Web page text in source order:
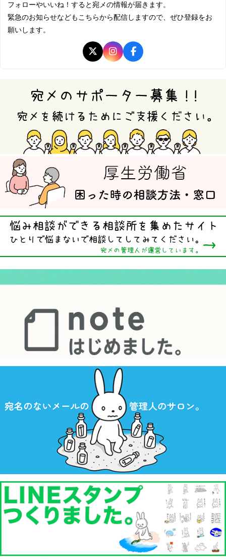
フォローやいいね！すると宛メの情報が届きます。
緊急のお知らせなどもこちらから配信しますので、ぜひ登録をお
願いします。